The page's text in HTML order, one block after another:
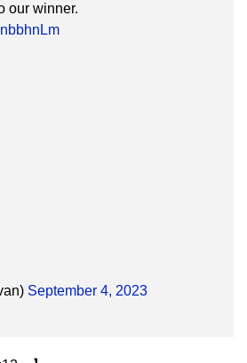
our winner.
September 4, 2023